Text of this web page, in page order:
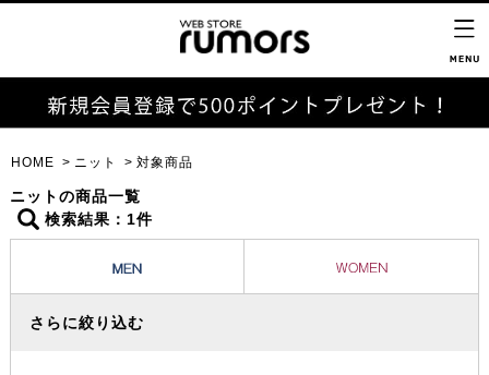
HOME ニット 対象商品
ニットの商品一覧
検索結果：1件
さらに絞り込む